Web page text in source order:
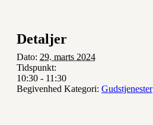
Detaljer
Dato: 29. marts 2024
Tidspunkt:
10:30 - 11:30
Begivenhed Kategori: Gudstjenester